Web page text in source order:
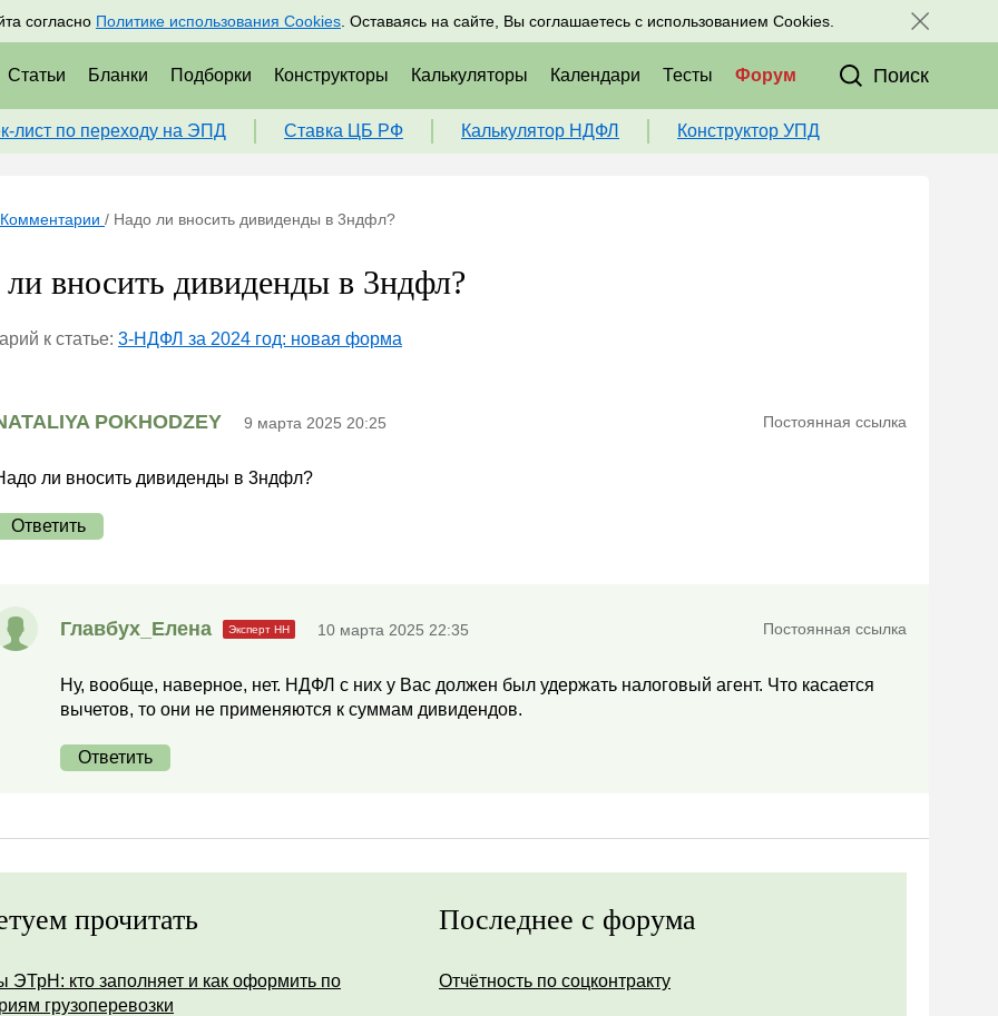
согласно Политике использования Cookies . Оставаясь на сайте, Вы соглашаетесь с использованием Cookies.
Подписаться Присоединяйтесь к нам в соц. сетях:
Статьи Бланки Подборки Конструкторы Калькуляторы Календари Тесты Форум Поиск
лист по переходу на ЭПД Ставка ЦБ РФ Калькулятор НДФЛ Конструктор УПД
Комментарии / Надо ли вносить дивиденды в 3ндфл?
вносить дивиденды в 3ндфл?
к статье: 3-НДФЛ за 2024 год: новая форма
POKHODZEY 9 марта 2025 20:25 Постоянная ссылка
ли вносить дивиденды в 3ндфл?
Ответить
Главбух_Елена 10 марта 2025 22:35 Постоянная ссылка
Ну, вообще, наверное, нет. НДФЛ с них у Вас должен был удержать налоговый агент. Что касается
вычетов, то они не применяются к суммам дивидендов.
Ответить
прочитать
ЭТрН: кто заполняет и как оформить по
грузоперевозки
Последнее с форума
Отчётность по соцконтракту